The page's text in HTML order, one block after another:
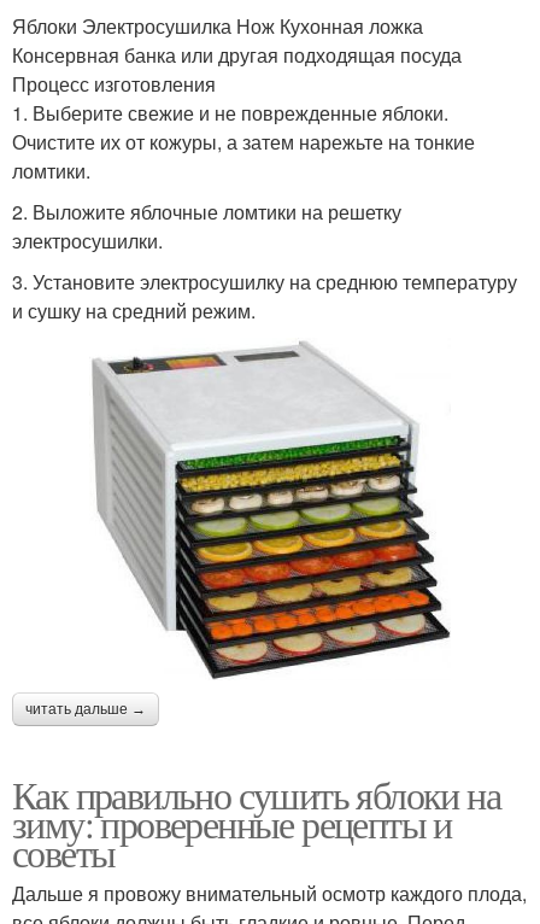
Яблоки Электросушилка Нож Кухонная ложка
Консервная банка или другая подходящая посуда
Процесс изготовления
1. Выберите свежие и не поврежденные яблоки.
Очистите их от кожуры, а затем нарежьте на тонкие
ломтики.
2. Выложите яблочные ломтики на решетку
электросушилки.
3. Установите электросушилку на среднюю температуру
и сушку на средний режим.
читать дальше →
Как правильно сушить яблоки на
зиму: проверенные рецепты и
советы
Дальше я провожу внимательный осмотр каждого плода,